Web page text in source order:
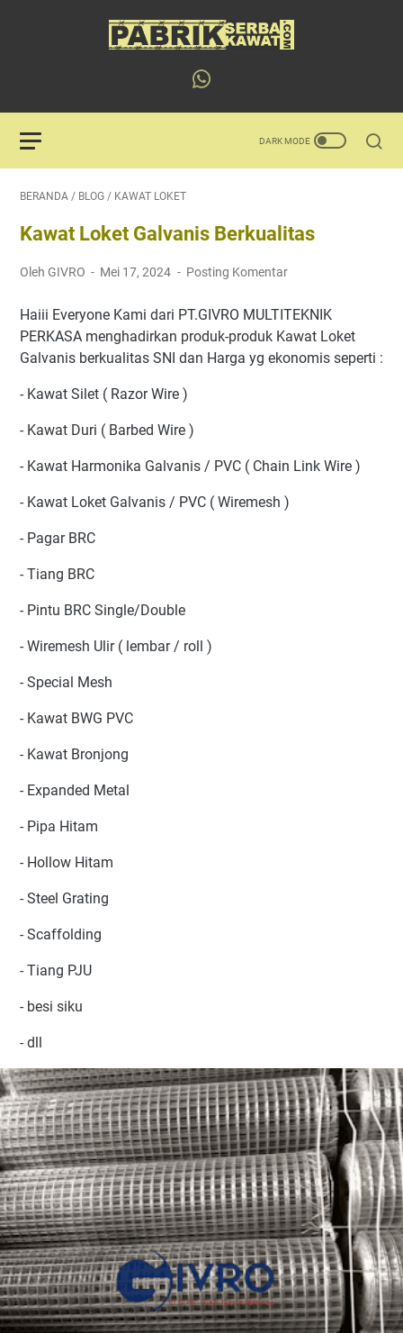
BERANDA / BLOG / KAWAT LOKET
Kawat Loket Galvanis Berkualitas
Oleh GIVRO Mei 17, 2024 Posting Komentar
Haiii Everyone Kami dari PT.GIVRO MULTITEKNIK
PERKASA menghadirkan produk-produk Kawat Loket
Galvanis berkualitas SNI dan Harga yg ekonomis seperti :
- Kawat Silet ( Razor Wire )
- Kawat Duri ( Barbed Wire )
- Kawat Harmonika Galvanis / PVC ( Chain Link Wire )
- Kawat Loket Galvanis / PVC ( Wiremesh )
- Pagar BRC
- Tiang BRC
- Pintu BRC Single/Double
- Wiremesh Ulir ( lembar / roll )
- Special Mesh
- Kawat BWG PVC
- Kawat Bronjong
- Expanded Metal
- Pipa Hitam
- Hollow Hitam
- Steel Grating
- Scaffolding
- Tiang PJU
- besi siku
- dll